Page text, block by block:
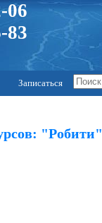
06
83
Записаться
"Робити"